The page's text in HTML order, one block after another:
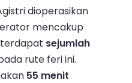
dioperasikan
mencakup
sejumlah
rute feri ini.
55 menit